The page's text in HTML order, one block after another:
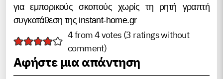
για εμπορικούς σκοπούς χωρίς τη ρητή γραπτή
συγκατάθεση της instant-home.gr
4 from 4 votes (3 ratings without
comment)
Αφήστε μια απάντηση